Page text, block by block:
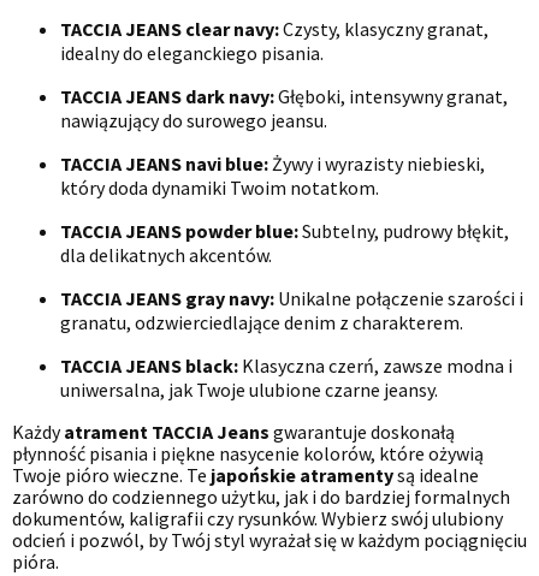
TACCIA JEANS clear navy:Czysty, klasyczny granat,
idealny do eleganckiego pisania.
TACCIA JEANS dark navy:Głęboki, intensywny granat,
nawiązujący do surowego jeansu.
TACCIA JEANS navi blue:Żywy i wyrazisty niebieski,
który doda dynamiki Twoim notatkom.
TACCIA JEANS powder blue:Subtelny, pudrowy błękit,
dla delikatnych akcentów.
TACCIA JEANS gray navy: Unikalne połączenie szarości i
granatu, odzwierciedlające denim z charakterem.
TACCIA JEANS black: Klasyczna czerń, zawsze modna i
uniwersalna, jak Twoje ulubione czarne jeansy.
Każdyatrament TACCIA Jeans gwarantuje doskonałą
płynność pisania i piękne nasycenie kolorów, które ożywią
Twoje pióro wieczne. Te japońskie atramentysą idealne
zarówno do codziennego użytku, jak i do bardziej formalnych
dokumentów, kaligrafii czy rysunków. Wybierz swój ulubiony
odcień i pozwól, by Twój styl wyrażał się w każdym pociągnięciu
pióra.